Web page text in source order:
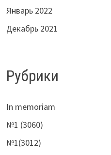
Январь 2022
Декабрь 2021
Рубрики
In memoriam
№1 (3060)
№1(3012)